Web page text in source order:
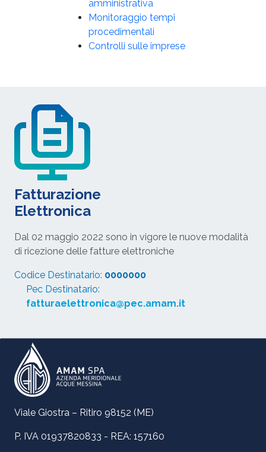
amministrativa
Monitoraggio tempi
procedimentali
Controlli sulle imprese
Fatturazione
Elettronica
Dal 02 maggio 2022 sono in vigore le nuove modalità
di ricezione delle fatture elettroniche
Codice Destinatario: 0000000
Pec Destinatario:
fatturaelettronica@pec.amam.it
Viale Giostra – Ritiro 98152 (ME)
P. IVA 01937820833 - REA: 157160